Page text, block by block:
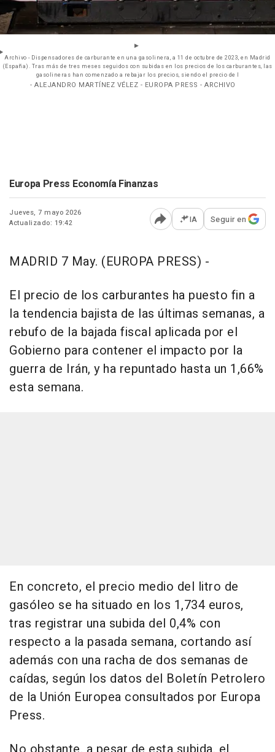
Archivo - Dispensadores de carburante en una gasolinera, a 11 de octubre de 2023, en Madrid
(España). Tras más de tres meses seguidos con subidas en los precios de los carburantes, las
gasolineras han comenzado a rebajar los precios, siendo el precio de l
- ALEJANDRO MARTÍNEZ VÉLEZ - EUROPA PRESS - ARCHIVO
Europa Press Economía Finanzas
Jueves, 7 mayo 2026
Actualizado: 19:42
Abrir opciones para
IA Seguir en
MADRID 7 May. (EUROPA PRESS) -
El precio de los carburantes ha puesto fin a
la tendencia bajista de las últimas semanas, a
rebufo de la bajada fiscal aplicada por el
Gobierno para contener el impacto por la
guerra de Irán, y ha repuntado hasta un 1,66%
esta semana.
En concreto, el precio medio del litro de
gasóleo se ha situado en los 1,734 euros,
tras registrar una subida del 0,4% con
respecto a la pasada semana, cortando así
además con una racha de dos semanas de
caídas, según los datos del Boletín Petrolero
de la Unión Europea consultados por Europa
Press.